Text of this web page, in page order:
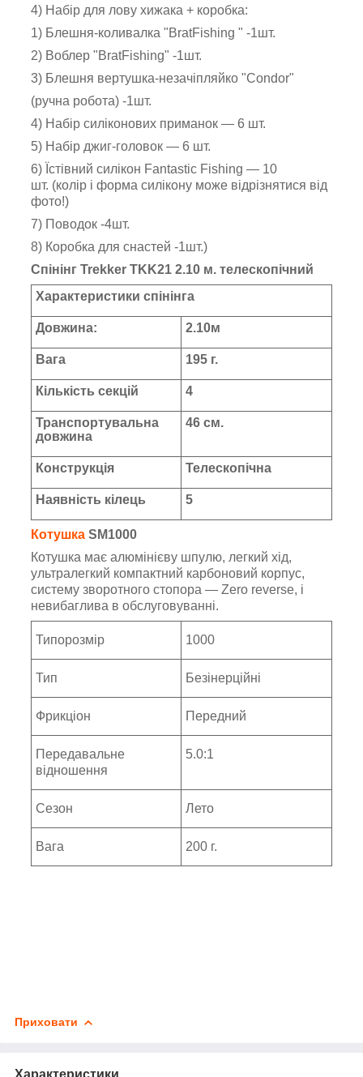
4) Набір для лову хижака + коробка:
1) Блешня-коливалка "BratFishing " -1шт.
2) Воблер "BratFishing" -1шт.
3) Блешня вертушка-незачіпляйко "Condor"
(ручна робота) -1шт.
4) Набір силіконових приманок — 6 шт.
5) Набір джиг-головок — 6 шт.
6) Їстівний силікон Fantastic Fishing — 10
шт. (колір і форма силікону може відрізнятися від
фото!)
7) Поводок -4шт.
8) Коробка для снастей -1шт.)
Спінінг Trekker TKK21 2.10 м. телескопічний
Характеристики спінінга
Довжина: 2.10м
Вага 195 г.
Кількість секцій 4
Транспортувальна
довжина
46 см.
Конструкція Телескопічна
Наявність кілець 5
Котушка SM1000
Котушка має алюмінієву шпулю, легкий хід,
ультралегкий компактний карбоновий корпус,
систему зворотного стопора — Zero reverse, і
невибаглива в обслуговуванні.
Типорозмір 1000
Тип Безінерційні
Фрикціон Передний
Передавальне
відношення
5.0:1
Сезон Лето
Вага 200 г.
Приховати
Характеристики